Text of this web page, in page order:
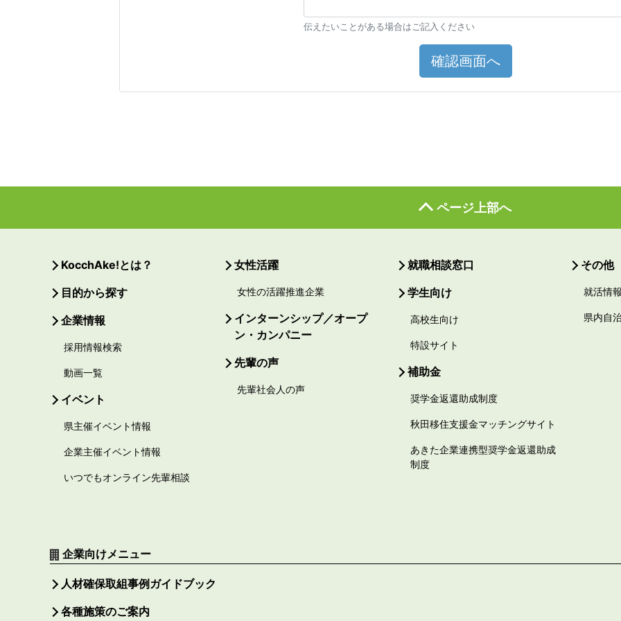
伝えたいことがある場合はご記入ください
確認画面へ
ページ上部へ
KocchAke!とは？
目的から探す
企業情報
採用情報検索
動画一覧
イベント
県主催イベント情報
企業主催イベント情報
いつでもオンライン先輩相談
女性活躍
女性の活躍推進企業
インターンシップ／オープ
ン・カンパニー
先輩の声
先輩社会人の声
就職相談窓口
学生向け
高校生向け
特設サイト
補助金
奨学金返還助成制度
秋田移住支援金マッチングサイト
あきた企業連携型奨学金返還助成
制度
その他
就活情
県内自
企業向けメニュー
人材確保取組事例ガイドブック
各種施策のご案内